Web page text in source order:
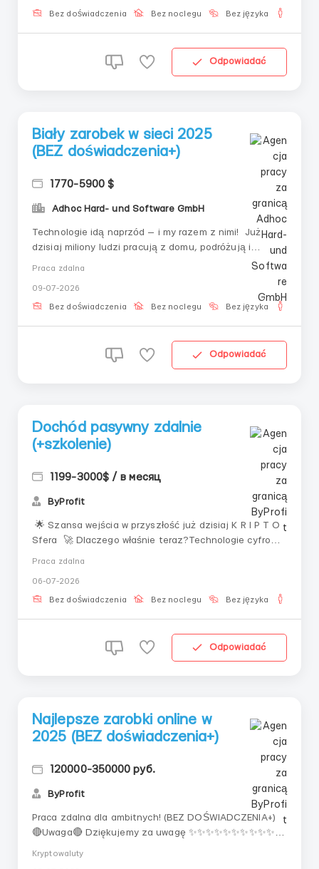
nie praca, a wynik właściwego wyb...
Bez doświadczenia Bez noclegu Bez języka
Odpowiadać
Biały zarobek w sieci 2025
(BEZ doświadczenia+)
1770-5900 $
Adhoc Hard- und Software GmbH
Technologie idą naprzód — i my razem z nimi! Już
dzisiaj miliony ludzi pracują z domu, podróżują i
zarządzają swoim czasem. Wszystko, czego do tego
czasu w ciągu dnia. K R I P T O PRZEMYSŁ Zapraszamy
do zespołu, który ...
Praca zdalna
09-07-2026
Bez doświadczenia Bez noclegu Bez języka
Odpowiadać
Dochód pasywny zdalnie
(+szkolenie)
1199-3000$ / в месяц
ByProfit
🌟 Szansa wejścia w przyszłość już dzisiaj K R I P T O
Sfera 🚀 Dlaczego właśnie teraz?Technologie cyfrowe
„eksperymentem”, dziś kształtuje gospodarkę
przyszłości.I co najważniejsze — ta sfe...
Praca zdalna
06-07-2026
Bez doświadczenia Bez noclegu Bez języka
Odpowiadać
Najlepsze zarobki online w
2025 (BEZ doświadczenia+)
120000-350000 руб.
ByProfit
Praca zdalna dla ambitnych! (BEZ DOŚWIADCZENIA+)
🔴Uwaga🔴 Dziękujemy za uwagę ✨✨✨✨✨✨✨✨✨✨
Kryptowaluty